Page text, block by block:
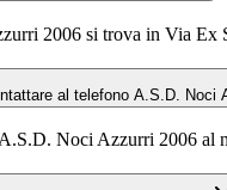
2006 si trova in Via Ex
al telefono A.S.D. Noci
Noci Azzurri 2006 al